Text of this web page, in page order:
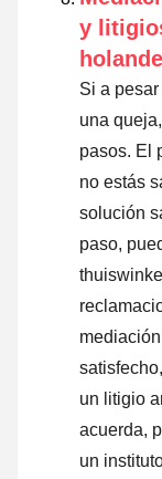
y
Si a
una
pasos. El
no estás
solución
paso,
un litigio
acuerda,
un